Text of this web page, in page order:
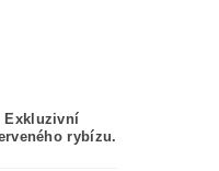
Exkluzivní
rybízu.